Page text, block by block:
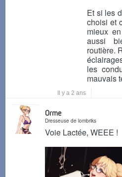
Et si les
choisi et
mieux
aussi
routière.
les
mauvais
Il y a 2 ans
Orme
Dresseuse de lombriks
Voie Lactée, WEEE !